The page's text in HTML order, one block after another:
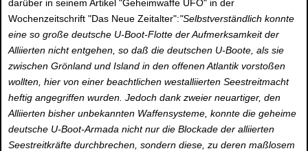
darüber in seinem Artikel "Geheimwaffe UFO" in der
Wochenzeitschrift "Das Neue Zeitalter":"Selbstverständlich konnte
eine so große deutsche U-Boot-Flotte der Aufmerksamkeit der
Alliierten nicht entgehen, so daß die deutschen U-Boote, als sie
zwischen Grönland und Island in den offenen Atlantik vorstoßen
wollten, hier von einer beachtlichen westalliierten Seestreitmacht
heftig angegriffen wurden. Jedoch dank zweier neuartiger, den
Alliierten bisher unbekannten Waffensysteme, konnte die geheime
deutsche U-Boot-Armada nicht nur die Blockade der alliierten
Seestreitkräfte durchbrechen, sondern diese, zu deren maßlosem